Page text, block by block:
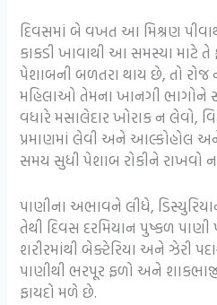
દિવસમાં બે વખત આ મિશ્રણ
કાકડી ખાવાથી આ સમસ્યા માટે તે
પેશાબની બળતરા થાય છે, તો રોજ
મહિલાઓ તેમના ખાનગી ભાગોને
વધારે મસાલેદાર ખોરાક ન લેવો,
પ્રમાણમાં લેવી અને આલ્કોહોલ અને
સમય સુધી પેશાબ રોકીને રાખવો
પાણીના અભાવને લીધે,
તેથી દિવસ દરમિયાન પુષ્કળ પાણી
શરીરમાંથી બેક્ટેરિયા અને ઝેરી
પાણીથી ભરપૂર ફળો અને
ફાયદો મળે છે.